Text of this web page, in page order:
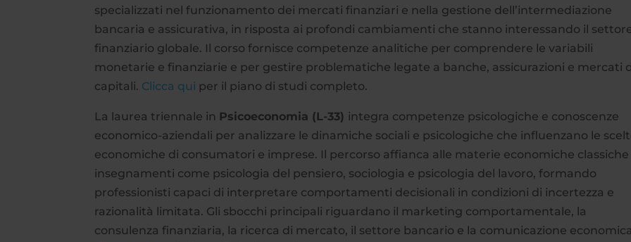
specializzati nel funzionamento dei mercati finanziari e nella gestione dell’intermediazione
bancaria e assicurativa, in risposta ai profondi cambiamenti che stanno interessando il
finanziario globale. Il corso fornisce competenze analitiche per comprendere le variabili
monetarie e finanziarie e per gestire problematiche legate a banche, assicurazioni e mercati
capitali. Clicca qui per il piano di studi completo.
La laurea triennale in Psicoeconomia (L-33) integra competenze psicologiche e conoscenze
economico-aziendali per analizzare le dinamiche sociali e psicologiche che influenzano le
economiche di consumatori e imprese. Il percorso affianca alle materie economiche classiche
insegnamenti come psicologia del pensiero, sociologia e psicologia del lavoro, formando
professionisti capaci di interpretare comportamenti decisionali in condizioni di incertezza e
razionalità limitata. Gli sbocchi principali riguardano il marketing comportamentale, la
consulenza finanziaria, la ricerca di mercato, il settore bancario e la comunicazione